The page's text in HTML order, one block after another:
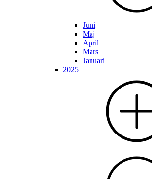
Juni
Maj
April
Mars
Januari
2025